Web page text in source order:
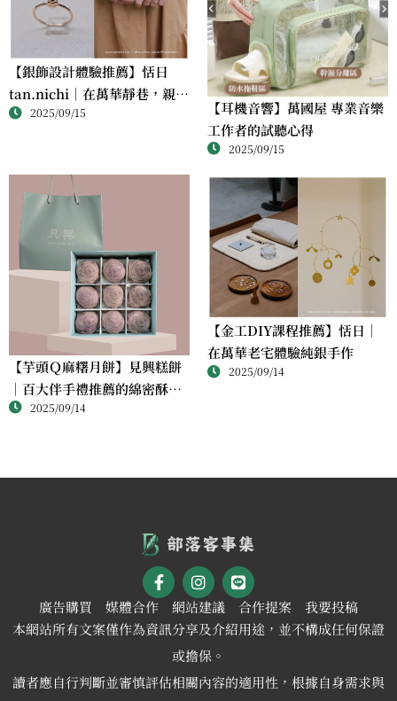
【銀飾設計體驗推薦】恬日
tan.nichi｜在萬華靜巷，親手
完成屬於自己的銀戒
2025/09/15
【耳機音響】萬國屋 專業音樂
工作者的試聽心得
2025/09/15
【芋頭Ｑ麻糬月餅】見興糕餅
｜百大伴手禮推薦的綿密酥香
新體驗2025/09/14
【金工DIY課程推薦】恬日｜
在萬華老宅體驗純銀手作
2025/09/14
廣告購買 媒體合作 網站建議 合作提案
我要投稿
本網站所有文案僅作為資訊分享及介紹用途，並不構成任何保證
或擔保。
讀者應自行判斷並審慎評估相關內容的適用性，根據自身需求與